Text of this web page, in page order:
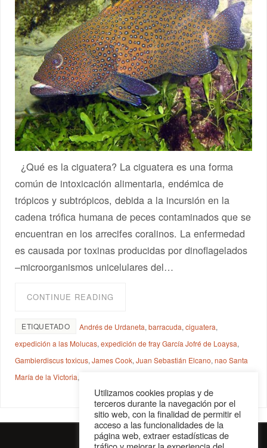
¿Qué es la ciguatera? La ciguatera es una forma
común de intoxicación alimentaria, endémica de
trópicos y subtrópicos, debida a la incursión en la
cadena trófica humana de peces contaminados que se
encuentran en los arrecifes coralinos. La enfermedad
es causada por toxinas producidas por dinoflagelados
–microorganismos unicelulares del…
CONTINUE READING
ETIQUETADO Andrés de Urdaneta,barracuda,ciguatera,
expedición a las Molucas,expedición de fray García Jofré de Loaysa,
Gambierdiscus toxicus,James Cook,Juan Sebastián Elcano,nao Santa
María de la Victoria,
Utilizamos cookies propias y de
terceros durante la navegación por el
sitio web, con la finalidad de permitir el
acceso a las funcionalidades de la
página web, extraer estadísticas de